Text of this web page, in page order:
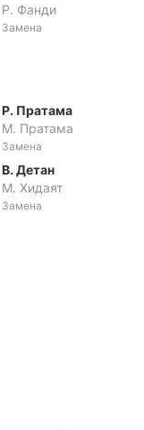
Р. Фанди
Замена
Р. Пратама
М. Пратама
Замена
В. Детан
М. Хидаят
Замена